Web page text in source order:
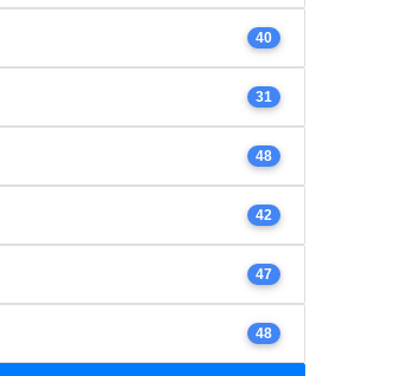
40
31
48
42
47
48